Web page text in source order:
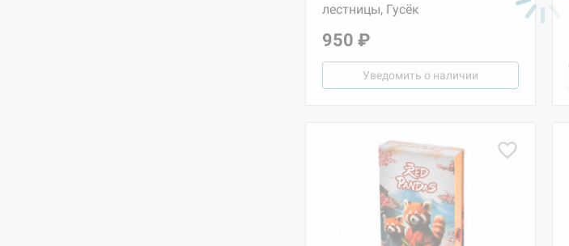
лестницы, Гусёк
950 ₽
Уведомить о наличии